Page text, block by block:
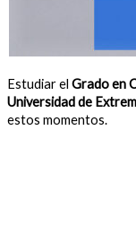
Estudiar el Grado en
Universidad de
estos momentos.